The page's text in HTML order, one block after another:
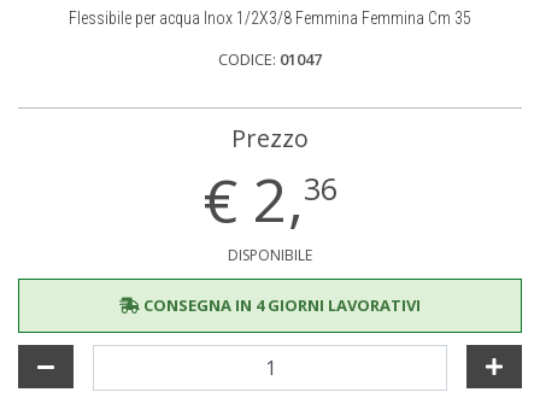
Flessibile per acqua Inox 1/2X3/8 Femmina Femmina Cm 35
CODICE: 01047
Prezzo
€ 2,36
DISPONIBILE
CONSEGNA IN 4 GIORNI LAVORATIVI